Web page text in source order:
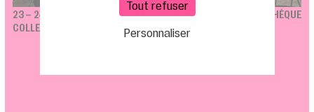
23 – 24 JUIN 2023
COLLECTIF LA CABALE
T13 / BIBLIOTHÈQUE
Tout refuser
Personnaliser